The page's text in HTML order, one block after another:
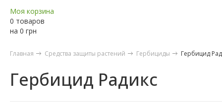
Моя корзина
0 товаров
на 0 грн
Главная Средства защиты растений Гербициды Гербицид
Гербицид Радикс